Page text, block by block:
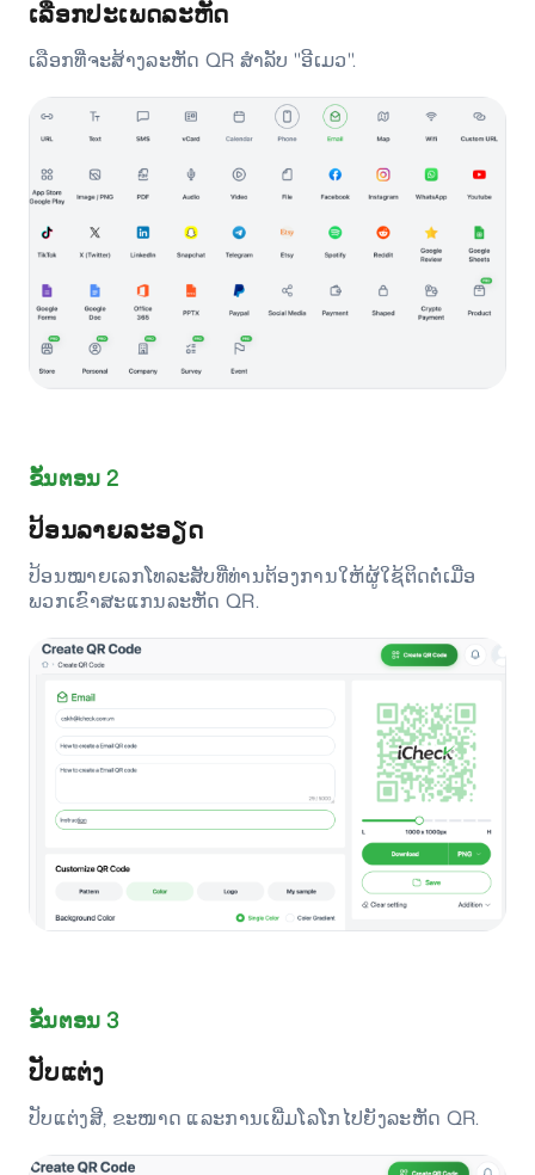
ເລືອກປະເພດລະຫັດ
ເລືອກທີ່ຈະສ້າງລະຫັດ QR ສຳລັບ "ອີເມວ".
ຂັ້ນຕອນ 2
ປ້ອນລາຍລະອຽດ
ປ້ອນໝາຍເລກໂທລະສັບທີ່ທ່ານຕ້ອງການໃຫ້ຜູ້ໃຊ້ຕິດຕໍ່ເມື່ອ
ພວກເຂົາສະແກນລະຫັດ QR.
ຂັ້ນຕອນ 3
ປັບແຕ່ງ
ປັບແຕ່ງສີ, ຂະໜາດ ແລະການເພີ່ມໂລໂກໄປຍັງລະຫັດ QR.